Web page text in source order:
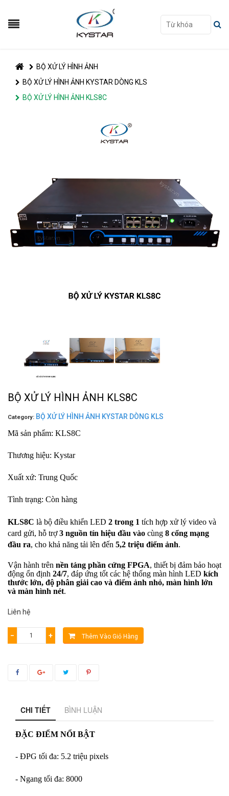
BỘ XỬ LÝ HÌNH ẢNH
BỘ XỬ LÝ HÌNH ẢNH KYSTAR DÒNG KLS
BỘ XỬ LÝ HÌNH ẢNH KLS8C
BỘ XỬ LÝ HÌNH ẢNH KLS8C
Category: BỘ XỬ LÝ HÌNH ẢNH KYSTAR DÒNG KLS
Mã sản phẩm: KLS8C
Thương hiệu: Kystar
Xuất xứ: Trung Quốc
Tình trạng: Còn hàng
KLS8C là bộ điều khiển LED 2 trong 1 tích hợp xử lý video và
card gửi, hỗ trợ 3 nguồn tín hiệu đầu vào cùng 8 cổng mạng
đầu ra, cho khả năng tải lên đến 5,2 triệu điểm ảnh.
Vận hành trên nền tảng phần cứng FPGA, thiết bị đảm bảo hoạt
động ổn định 24/7, đáp ứng tốt các hệ thống màn hình LED kích
thước lớn, độ phân giải cao và điểm ảnh nhỏ, màn hình lớn
và màn hình nét.
Liên hệ
− + Thêm Vào Giỏ Hàng
CHI TIẾT BÌNH LUẬN
ĐẶC ĐIỂM NỔI BẬT
- ĐPG tối đa: 5.2 triệu pixels
- Ngang tối đa: 8000